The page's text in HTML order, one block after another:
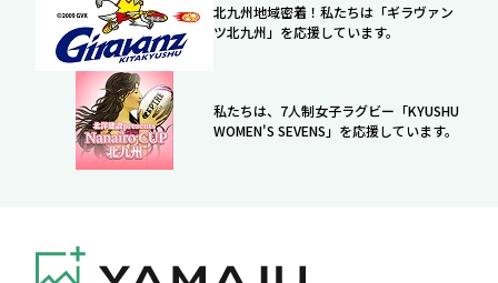
北九州地域密着！私たちは「ギラヴァン
ツ北九州」を応援しています。
私たちは、7人制女子ラグビー「KYUSHU
WOMEN'S SEVENS」を応援しています。